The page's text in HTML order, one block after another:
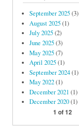
September 2025(3)
August 2025(1)
July 2025(2)
June 2025(3)
May 2025(7)
April 2025(1)
September 2024(1)
May 2022(1)
December 2021 (1)
December 2020(1)
1 of 12